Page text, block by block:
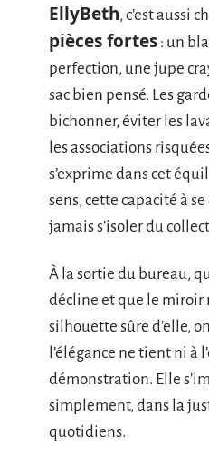
EllyBeth, c’est aussi
pièces fortes : un
perfection, une jupe
sac bien pensé. Les
bichonner, éviter les
les associations
s’exprime dans cet
sens, cette capacité à
jamais s’isoler du
À la sortie du bureau,
décline et que le miroir
silhouette sûre d’elle,
l’élégance ne tient ni à
démonstration. Elle
simplement, dans la
quotidiens.